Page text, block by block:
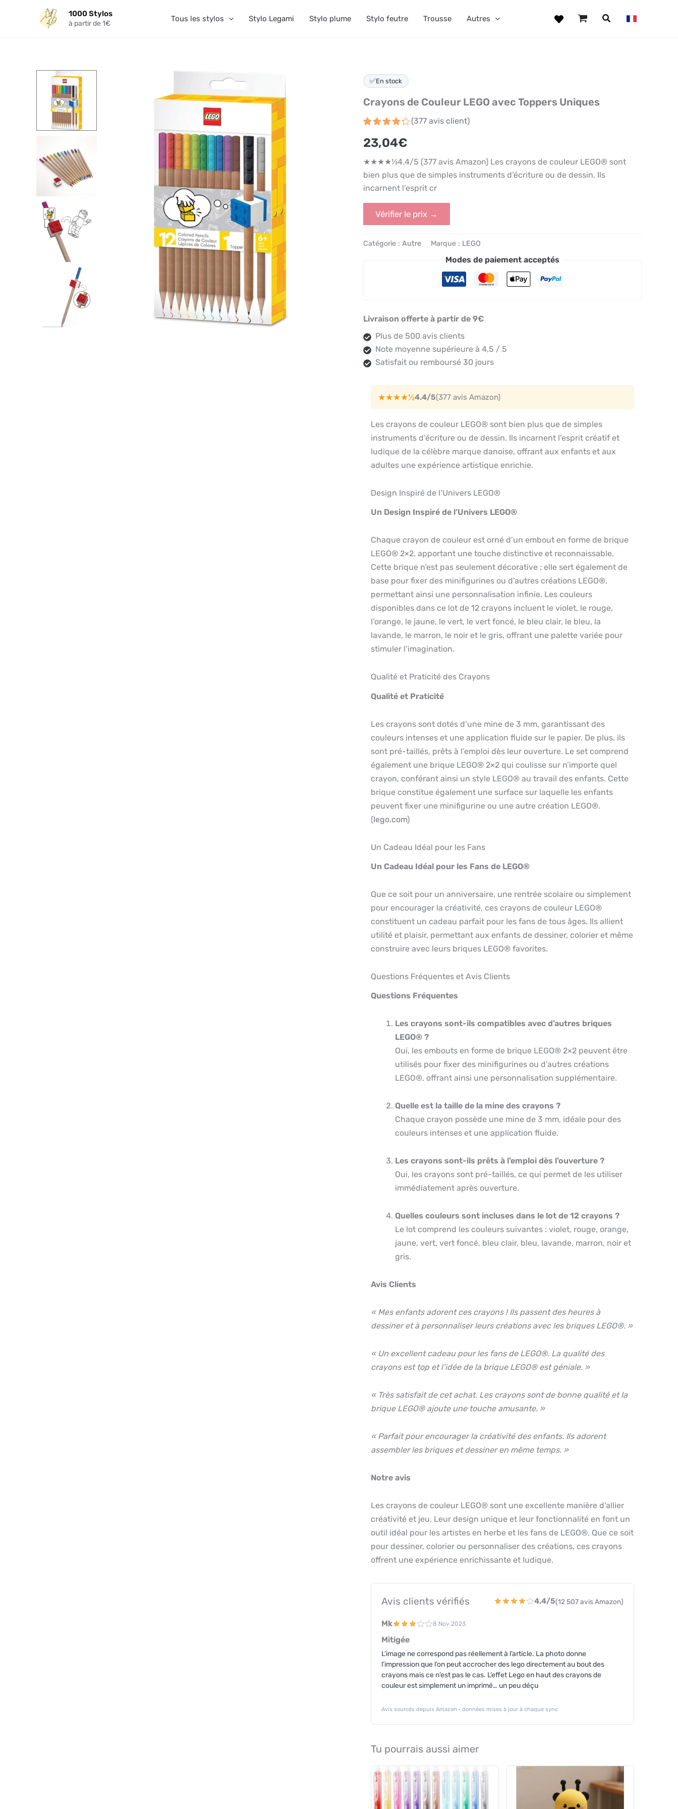
1000 Stylos
à partir de 1€ Tous les stylos Stylo Legami Stylo plume Stylo feutre Trousse Autres
✅En stock
Crayons de Couleur LEGO avec Toppers Uniques
sur 5
basé
sur
notations
client
(377 avis client)
23,04€
★★★★½4.4/5 (377 avis Amazon) Les crayons de couleur LEGO® sont
bien plus que de simples instruments d’écriture ou de dessin. Ils
incarnent l’esprit cr
Vérifier le prix →
Catégorie : Autre Marque : LEGO
Modes de paiement acceptés
Livraison offerte à partir de 9€
Plus de 500 avis clients
Note moyenne supérieure à 4,5 / 5
Satisfait ou remboursé 30 jours
★★★★½4.4/5(377 avis Amazon)
Les crayons de couleur LEGO® sont bien plus que de simples
instruments d’écriture ou de dessin. Ils incarnent l’esprit créatif et
ludique de la célèbre marque danoise, offrant aux enfants et aux
adultes une expérience artistique enrichie.
Design Inspiré de l’Univers LEGO®
Un Design Inspiré de l’Univers LEGO®
Chaque crayon de couleur est orné d’un embout en forme de brique
LEGO® 2×2, apportant une touche distinctive et reconnaissable.
Cette brique n’est pas seulement décorative ; elle sert également de
base pour fixer des minifigurines ou d’autres créations LEGO®,
permettant ainsi une personnalisation infinie. Les couleurs
disponibles dans ce lot de 12 crayons incluent le violet, le rouge,
l’orange, le jaune, le vert, le vert foncé, le bleu clair, le bleu, la
lavande, le marron, le noir et le gris, offrant une palette variée pour
stimuler l’imagination.
Qualité et Praticité des Crayons
Qualité et Praticité
Les crayons sont dotés d’une mine de 3 mm, garantissant des
couleurs intenses et une application fluide sur le papier. De plus, ils
sont pré-taillés, prêts à l’emploi dès leur ouverture. Le set comprend
également une brique LEGO® 2×2 qui coulisse sur n’importe quel
crayon, conférant ainsi un style LEGO® au travail des enfants. Cette
brique constitue également une surface sur laquelle les enfants
peuvent fixer une minifigurine ou une autre création LEGO®.
(lego.com)
Un Cadeau Idéal pour les Fans
Un Cadeau Idéal pour les Fans de LEGO®
Que ce soit pour un anniversaire, une rentrée scolaire ou simplement
pour encourager la créativité, ces crayons de couleur LEGO®
constituent un cadeau parfait pour les fans de tous âges. Ils allient
utilité et plaisir, permettant aux enfants de dessiner, colorier et même
construire avec leurs briques LEGO® favorites.
Questions Fréquentes et Avis Clients
Questions Fréquentes
Les crayons sont-ils compatibles avec d’autres briques
LEGO® ?
Oui, les embouts en forme de brique LEGO® 2×2 peuvent être
utilisés pour fixer des minifigurines ou d’autres créations
LEGO®, offrant ainsi une personnalisation supplémentaire.
Quelle est la taille de la mine des crayons ?
Chaque crayon possède une mine de 3 mm, idéale pour des
couleurs intenses et une application fluide.
Les crayons sont-ils prêts à l’emploi dès l’ouverture ?
Oui, les crayons sont pré-taillés, ce qui permet de les utiliser
immédiatement après ouverture.
Quelles couleurs sont incluses dans le lot de 12 crayons ?
Le lot comprend les couleurs suivantes : violet, rouge, orange,
jaune, vert, vert foncé, bleu clair, bleu, lavande, marron, noir et
gris.
Avis Clients
« Mes enfants adorent ces crayons ! Ils passent des heures à
dessiner et à personnaliser leurs créations avec les briques LEGO®. »
« Un excellent cadeau pour les fans de LEGO®. La qualité des
crayons est top et l’idée de la brique LEGO® est géniale. »
« Très satisfait de cet achat. Les crayons sont de bonne qualité et la
brique LEGO® ajoute une touche amusante. »
« Parfait pour encourager la créativité des enfants. Ils adorent
assembler les briques et dessiner en même temps. »
Notre avis
Les crayons de couleur LEGO® sont une excellente manière d’allier
créativité et jeu. Leur design unique et leur fonctionnalité en font un
outil idéal pour les artistes en herbe et les fans de LEGO®. Que ce soit
pour dessiner, colorier ou personnaliser des créations, ces crayons
offrent une expérience enrichissante et ludique.
Avis clients vérifiés 4,4/5(12 507 avis Amazon)
Mk 8 Nov 2023
Mitigée
L’image ne correspond pas réellement à l’article. La photo donne
l’impression que l’on peut accrocher des lego directement au bout des
crayons mais ce n’est pas le cas. L’effet Lego en haut des crayons de
couleur est simplement un imprimé… un peu déçu
Avis sourcés depuis Amazon · données mises à jour à chaque sync
Tu pourrais aussi aimer